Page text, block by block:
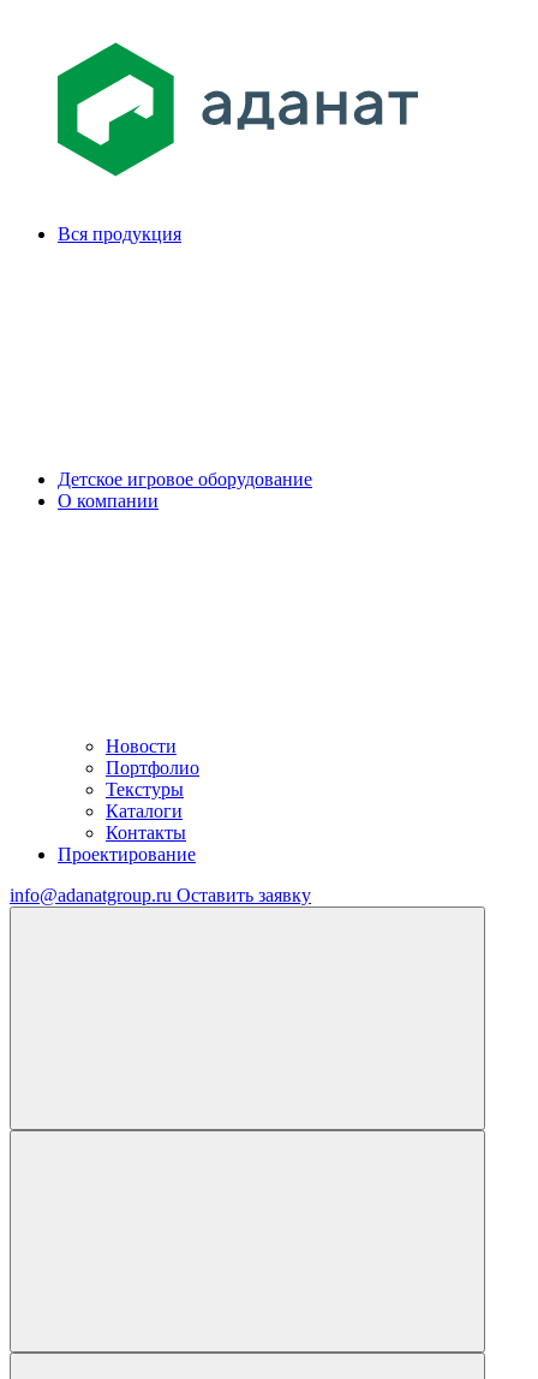
Вся продукция
Детское игровое оборудование
О компании
Новости
Портфолио
Текстуры
Каталоги
Контакты
Проектирование
info@adanatgroup.ru Оставить заявку